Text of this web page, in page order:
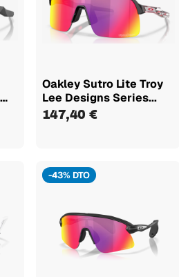
Oakley Sutro Lite Troy
Lee Designs Series...
147,40 €
-43% DTO